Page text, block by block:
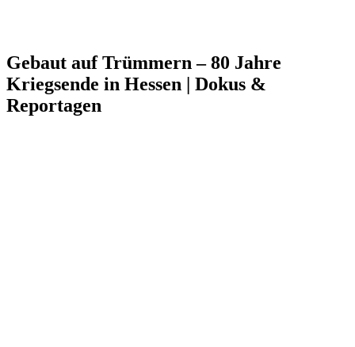
Gebaut auf Trümmern – 80 Jahre
Kriegsende in Hessen | Dokus &
Reportagen